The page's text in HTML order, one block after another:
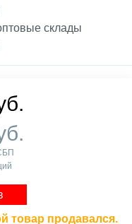
склады
товар продавался.